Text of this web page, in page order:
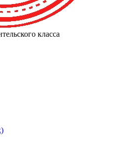
класса